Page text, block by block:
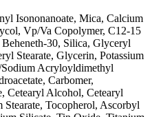
Isononanoate, Mica, Calcium
Vp/Va Copolymer, C12-15
30, Silica, Glyceryl
Stearate, Glycerin, Potassium
Acryloyldimethyl
Carbomer,
Cetearyl Alcohol, Cetearyl
Tocopherol, Ascorbyl